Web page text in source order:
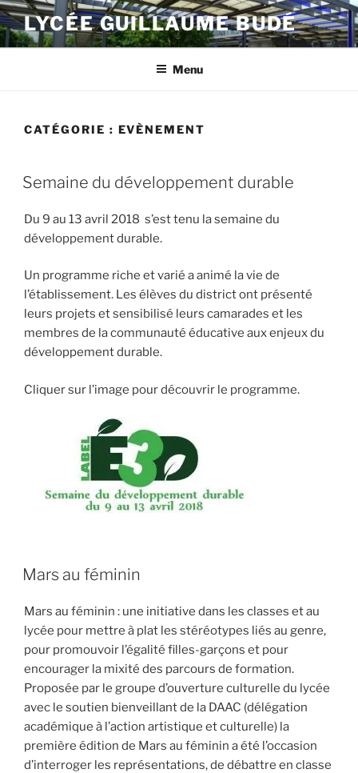
Aller
au
contenu
LYCÉE GUILLAUME BUDÉ
Menu
CATÉGORIE : EVÈNEMENT
PUBLIÉ
LE
Semaine du développement durable
Du 9 au 13 avril 2018 s’est tenu la semaine du
développement durable.
Un programme riche et varié a animé la vie de
l’établissement. Les élèves du district ont présenté
leurs projets et sensibilisé leurs camarades et les
membres de la communauté éducative aux enjeux du
développement durable.
Cliquer sur l’image pour découvrir le programme.
PUBLIÉ
LE
Mars au féminin
Mars au féminin : une initiative dans les classes et au
lycée pour mettre à plat les stéréotypes liés au genre,
pour promouvoir l’égalité filles-garçons et pour
encourager la mixité des parcours de formation.
Proposée par le groupe d’ouverture culturelle du lycée
avec le soutien bienveillant de la DAAC (délégation
académique à l’action artistique et culturelle) la
première édition de Mars au féminin a été l’occasion
d’interroger les représentations, de débattre en classe